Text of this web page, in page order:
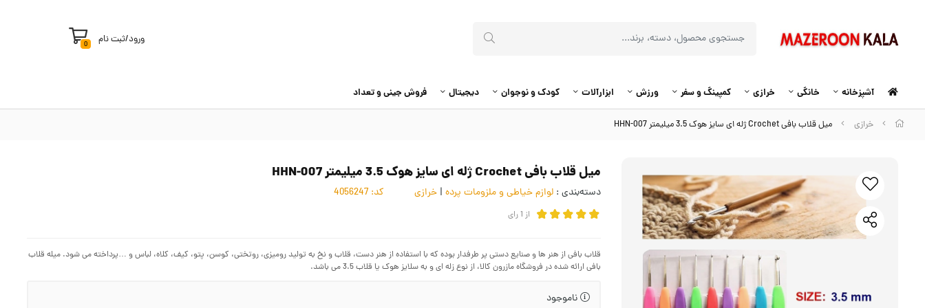
ورود/ثبت نام 0
آشپزخانه خانگی خرازی کمپینگ و سفر ورزش ابزارآلات کودک و نوجوان دیجیتال فروش جینی و تعداد
خرازی میل قلاب بافی Crochet ژله ای سایز هوک 3.5 میلیمتر HHN-007
میل قلاب بافی Crochet ژله ای سایز هوک 3.5 میلیمتر HHN-007
دسته‌بندی : لوازم خیاطی و ملزومات پرده | خرازی کد:
از 1رای
قلاب بافی از هنر ها و صنایع دستی پر طرفدار بوده که با استفاده از هنر دست، قلاب و نخ به تولید رومیزی، روتختی، کوسن، پتو، کیف، کلاه، لباس و …پرداخته می شود. میله قلاب
بافی ارائه شده در فروشگاه مازرون کالا، از نوع زله ای و به سلایز هوک یا قلاب 3.5 می باشد.
ناموجود